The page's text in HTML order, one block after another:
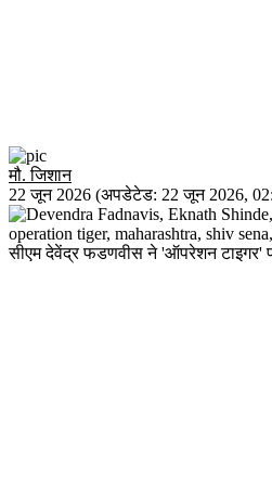
मौ. जिशान
22 जून 2026 (अपडेटेड: 22 जून 2026,
सीएम देवेंद्र फडणवीस ने 'ऑपरेशन टाइगर'